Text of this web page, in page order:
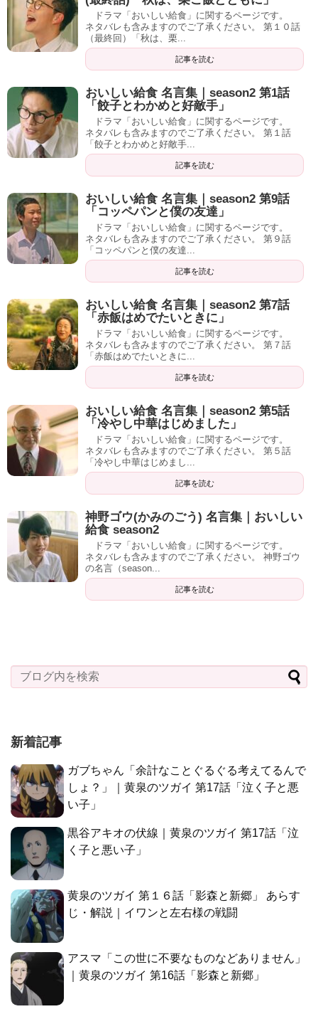
ドラマ「おいしい給食」に関するページです。
ネタバレも含みますのでご了承ください。 第１０話
（最終回）「秋は、栗...
記事を読む
おいしい給食 名言集｜season2 第1話
「餃子とわかめと好敵手」
ドラマ「おいしい給食」に関するページです。
ネタバレも含みますのでご了承ください。 第１話
「餃子とわかめと好敵手...
記事を読む
おいしい給食 名言集｜season2 第9話
「コッペパンと僕の友達」
ドラマ「おいしい給食」に関するページです。
ネタバレも含みますのでご了承ください。 第９話
「コッペパンと僕の友達...
記事を読む
おいしい給食 名言集｜season2 第7話
「赤飯はめでたいときに」
ドラマ「おいしい給食」に関するページです。
ネタバレも含みますのでご了承ください。 第７話
「赤飯はめでたいときに...
記事を読む
おいしい給食 名言集｜season2 第5話
「冷やし中華はじめました」
ドラマ「おいしい給食」に関するページです。
ネタバレも含みますのでご了承ください。 第５話
「冷やし中華はじめまし...
記事を読む
神野ゴウ(かみのごう) 名言集｜おいしい
給食 season2
ドラマ「おいしい給食」に関するページです。
ネタバレも含みますのでご了承ください。 神野ゴウ
の名言（season...
記事を読む
新着記事
ガブちゃん「余計なことぐるぐる考えてるんで
しょ？」｜黄泉のツガイ 第17話「泣く子と悪
い子」
黒谷アキオの伏線｜黄泉のツガイ 第17話「泣
く子と悪い子」
黄泉のツガイ 第１６話「影森と新郷」 あらす
じ・解説｜イワンと左右様の戦闘
アスマ「この世に不要なものなどありません」
｜黄泉のツガイ 第16話「影森と新郷」